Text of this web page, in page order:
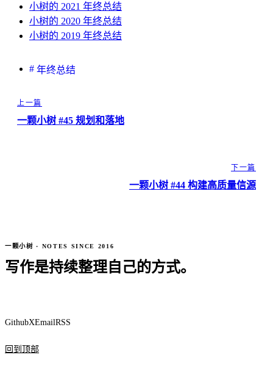
小树的 2021 年终总结
小树的 2020 年终总结
小树的 2019 年终总结
# 年终总结
上一篇
一颗小树 #45 规划和落地
下一篇
一颗小树 #44 构建高质量信源
一颗小树 · NOTES SINCE 2016
写作是持续整理自己的方式。
GithubXEmailRSS
回到顶部